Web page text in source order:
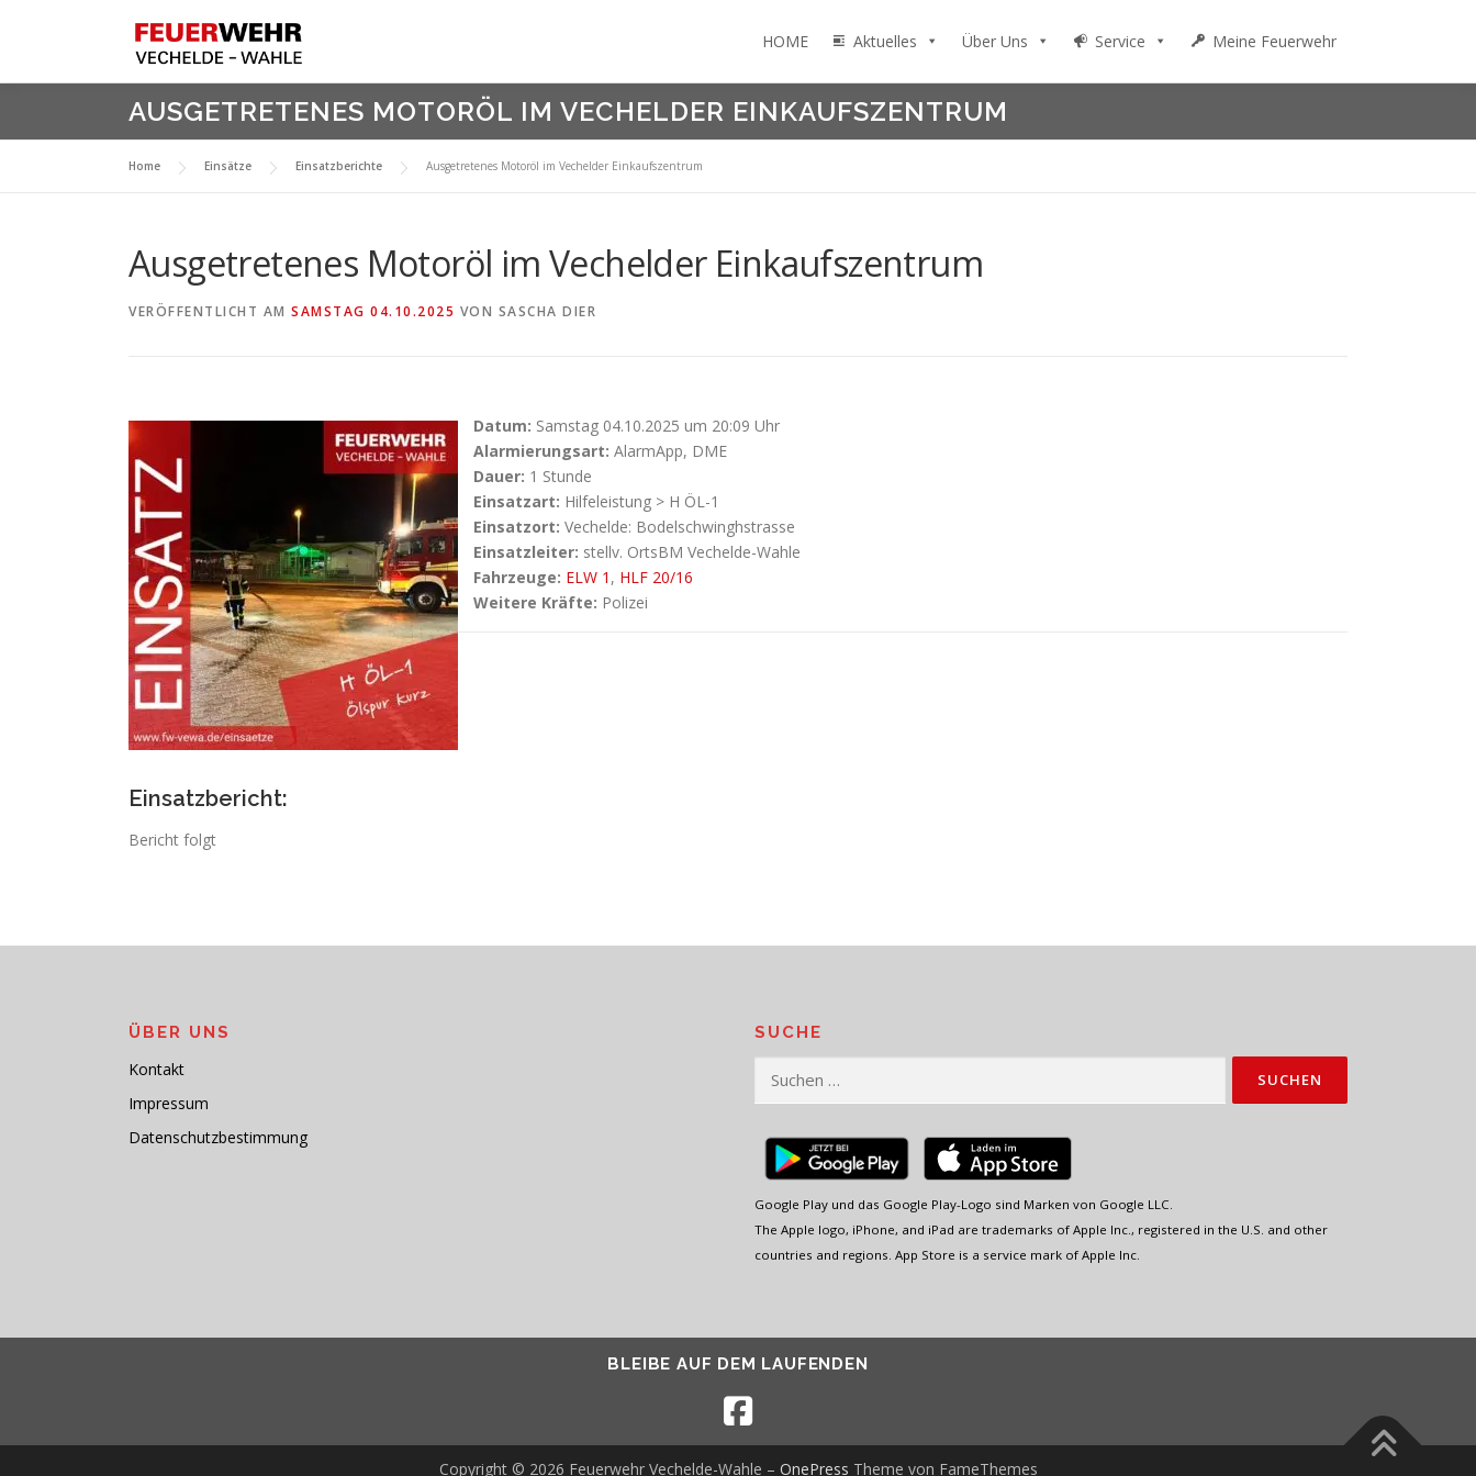
HOME Aktuelles Über Uns Service Meine Feuerwehr
AUSGETRETENES MOTORÖL IM VECHELDER EINKAUFSZENTRUM
Home Einsätze Einsatzberichte Ausgetretenes Motoröl im Vechelder Einkaufszentrum
Ausgetretenes Motoröl im Vechelder Einkaufszentrum
VERÖFFENTLICHT AM SAMSTAG 04.10.2025 VON SASCHA DIER
Datum: Samstag 04.10.2025 um 20:09 Uhr
Alarmierungsart: AlarmApp, DME
Dauer: 1 Stunde
Einsatzart: Hilfeleistung > H ÖL-1
Einsatzort: Vechelde: Bodelschwinghstrasse
Einsatzleiter: stellv. OrtsBM Vechelde-Wahle
Fahrzeuge: ELW 1 , HLF 20/16
Weitere Kräfte: Polizei
Einsatzbericht:
Bericht folgt
ÜBER UNS
Kontakt
Impressum
Datenschutzbestimmung
SUCHE
nach:
Google Play und das Google Play-Logo sind Marken von Google LLC.
The Apple logo, iPhone, and iPad are trademarks of Apple Inc., registered in the U.S. and other
countries and regions. App Store is a service mark of Apple Inc.
BLEIBE AUF DEM LAUFENDEN
Copyright © 2026 Feuerwehr Vechelde-Wahle – OnePress Theme von FameThemes